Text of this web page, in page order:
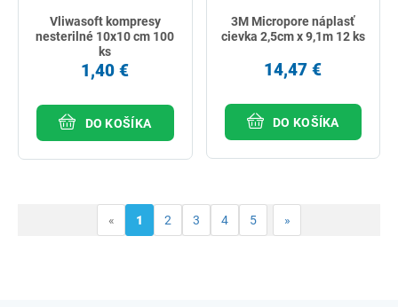
Vliwasoft kompresy
nesterilné 10x10 cm 100
ks
1,40 €
DO KOŠÍKA
3M Micropore náplasť
cievka 2,5cm x 9,1m 12 ks
14,47 €
DO KOŠÍKA
« 1 2 3 4 5 »